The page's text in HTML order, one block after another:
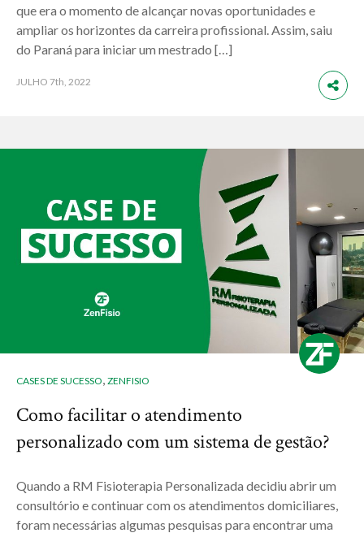
que era o momento de alcançar novas oportunidades e
ampliar os horizontes da carreira profissional. Assim, saiu
do Paraná para iniciar um mestrado […]
JULHO 7th, 2022
CASES DE SUCESSO, ZENFISIO
Como facilitar o atendimento
personalizado com um sistema de gestão?
Quando a RM Fisioterapia Personalizada decidiu abrir um
consultório e continuar com os atendimentos domiciliares,
foram necessárias algumas pesquisas para encontrar uma